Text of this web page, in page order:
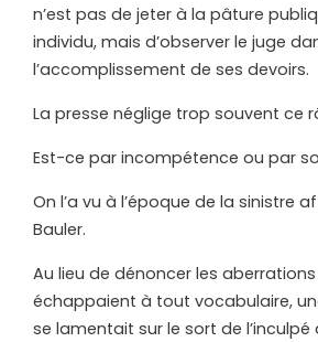
n’est pas de jeter à la pâture
individu, mais d’observer le juge
l’accomplissement de ses devoirs.
La presse néglige trop souvent ce
Est-ce par incompétence ou par
On l’a vu à l’époque de la sinistre
Bauler.
Au lieu de dénoncer les
échappaient à tout vocabulaire,
se lamentait sur le sort de l’inculpé